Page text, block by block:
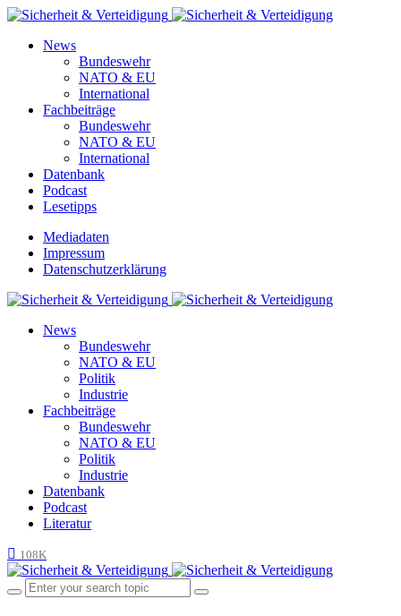
News
Bundeswehr
NATO & EU
International
Fachbeiträge
Bundeswehr
NATO & EU
International
Datenbank
Podcast
Lesetipps
Mediadaten
Impressum
Datenschutzerklärung
News
Bundeswehr
NATO & EU
Politik
Industrie
Fachbeiträge
Bundeswehr
NATO & EU
Politik
Industrie
Datenbank
Podcast
Literatur
108K